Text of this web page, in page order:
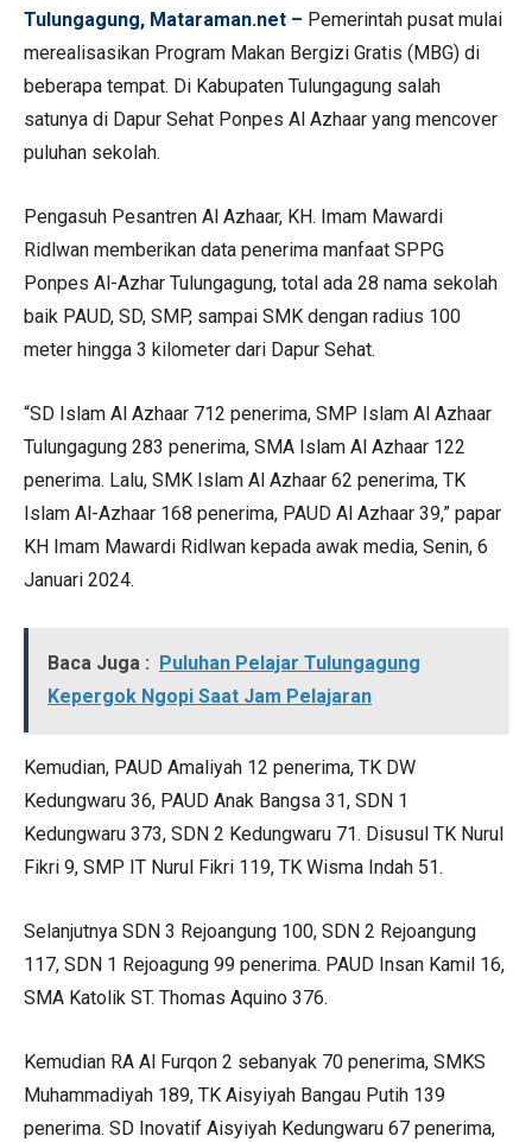
Tulungagung, Mataraman.net – Pemerintah pusat mulai
merealisasikan Program Makan Bergizi Gratis (MBG) di
beberapa tempat. Di Kabupaten Tulungagung salah
satunya di Dapur Sehat Ponpes Al Azhaar yang mencover
puluhan sekolah.
Pengasuh Pesantren Al Azhaar, KH. Imam Mawardi
Ridlwan memberikan data penerima manfaat SPPG
Ponpes Al-Azhar Tulungagung, total ada 28 nama sekolah
baik PAUD, SD, SMP, sampai SMK dengan radius 100
meter hingga 3 kilometer dari Dapur Sehat.
“SD Islam Al Azhaar 712 penerima, SMP Islam Al Azhaar
Tulungagung 283 penerima, SMA Islam Al Azhaar 122
penerima. Lalu, SMK Islam Al Azhaar 62 penerima, TK
Islam Al-Azhaar 168 penerima, PAUD Al Azhaar 39,” papar
KH Imam Mawardi Ridlwan kepada awak media, Senin, 6
Januari 2024.
Baca Juga :
Puluhan Pelajar Tulungagung
Kepergok Ngopi Saat Jam Pelajaran
Kemudian, PAUD Amaliyah 12 penerima, TK DW
Kedungwaru 36, PAUD Anak Bangsa 31, SDN 1
Kedungwaru 373, SDN 2 Kedungwaru 71. Disusul TK Nurul
Fikri 9, SMP IT Nurul Fikri 119, TK Wisma Indah 51.
Selanjutnya SDN 3 Rejoangung 100, SDN 2 Rejoangung
117, SDN 1 Rejoagung 99 penerima. PAUD Insan Kamil 16,
SMA Katolik ST. Thomas Aquino 376.
Kemudian RA Al Furqon 2 sebanyak 70 penerima, SMKS
Muhammadiyah 189, TK Aisyiyah Bangau Putih 139
penerima. SD Inovatif Aisyiyah Kedungwaru 67 penerima,